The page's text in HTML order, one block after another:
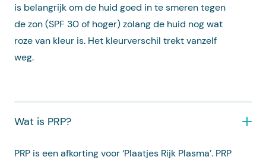
is belangrijk om de huid goed in te smeren tegen
de zon (SPF 30 of hoger) zolang de huid nog wat
roze van kleur is. Het kleurverschil trekt vanzelf
weg.
Wat is PRP?
PRP is een afkorting voor ‘Plaatjes Rijk Plasma’. PRP